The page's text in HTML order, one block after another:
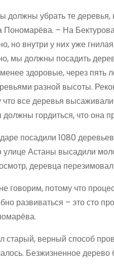
должны убрать те
Пономарёва. – На
но внутри у них уже
мы должны посадить
здоровые, через пять
разной высоты.
все деревья
гордиться, что она
посадили 1080
улице Астаны высадили
деревца
говорим, потому что
развиваться – это сто
верный способ
Безжизненное